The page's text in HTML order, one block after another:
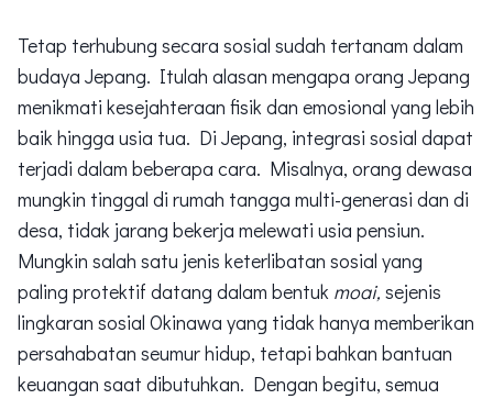
Tetap terhubung secara sosial sudah tertanam dalam
budaya Jepang. Itulah alasan mengapa orang Jepang
menikmati kesejahteraan fisik dan emosional yang lebih
baik hingga usia tua. Di Jepang, integrasi sosial dapat
terjadi dalam beberapa cara. Misalnya, orang dewasa
mungkin tinggal di rumah tangga multi-generasi dan di
desa, tidak jarang bekerja melewati usia pensiun.
Mungkin salah satu jenis keterlibatan sosial yang
paling protektif datang dalam bentuk moai, sejenis
lingkaran sosial Okinawa yang tidak hanya memberikan
persahabatan seumur hidup, tetapi bahkan bantuan
keuangan saat dibutuhkan. Dengan begitu, semua